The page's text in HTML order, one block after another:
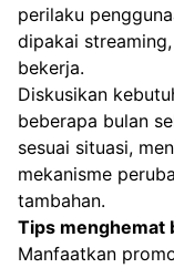
perilaku
dipakai
bekerja.
Diskusikan
beberapa bulan
sesuai situasi,
mekanisme
tambahan.
Tips menghemat
Manfaatkan